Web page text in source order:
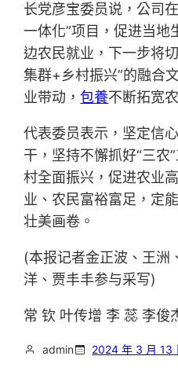
长党彦宝委员说，公司
一体化”项目，促进当地
边农民就业，下一步将
集群+乡村振兴”的融合
业带动，包養不断拓宽
代表委员表示，坚定信
干，坚持不懈抓好“三农
村全面振兴，促进农业
业、农民富裕富足，定
壮美画卷。
(本报记者金正波、王洲
洋、贾丰丰参与采写)
常 钦 叶传增 李 蕊 李俊
admin 2024 年 3 月 13